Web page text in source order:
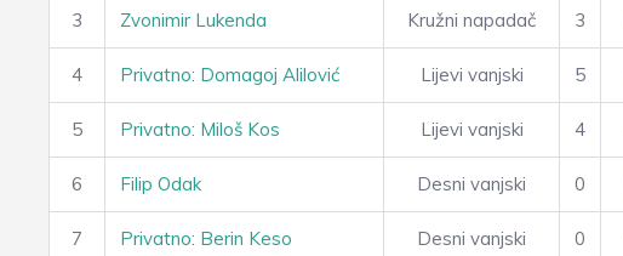
3 Zvonimir Lukenda Kružni napadač 3
4 Privatno: Domagoj Alilović Lijevi vanjski 5
5 Privatno: Miloš Kos Lijevi vanjski 4
6 Filip Odak Desni vanjski 0
7 Privatno: Berin Keso Desni vanjski 0